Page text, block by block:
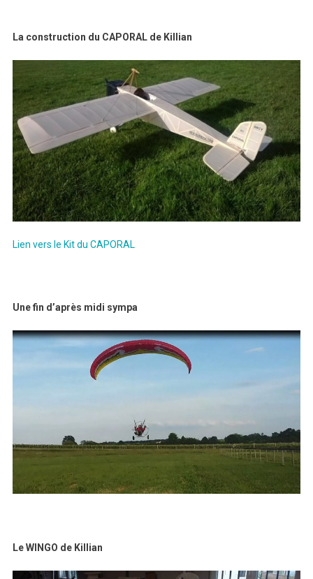
La construction du CAPORAL de Killian
Lien vers le Kit du CAPORAL
Une fin d’après midi sympa
Le WINGO de Killian